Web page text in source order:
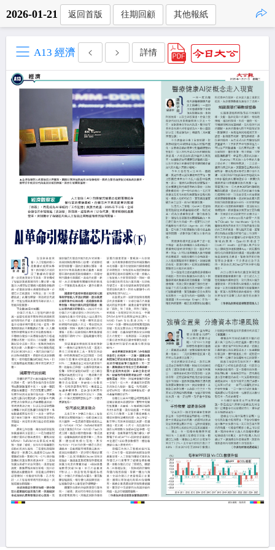
2026-01-21 返回首版 往期回顧 其他報紙
A13 經濟 詳情